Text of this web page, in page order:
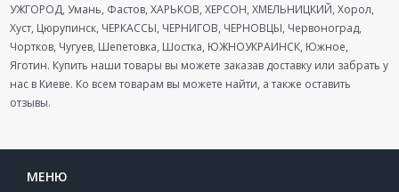
УЖГОРОД, Умань, Фастов, ХАРЬКОВ, ХЕРСОН, ХМЕЛЬНИЦКИЙ, Хорол,
Хуст, Цюрупинск, ЧЕРКАССЫ, ЧЕРНИГОВ, ЧЕРНОВЦЫ, Червоноград,
Чортков, Чугуев, Шепетовка, Шостка, ЮЖНОУКРАИНСК, Южное,
Яготин. Купить наши товары вы можете заказав доставку или забрать у
нас в Киеве. Ко всем товарам вы можете найти, а также оставить
отзывы.
МЕНЮ